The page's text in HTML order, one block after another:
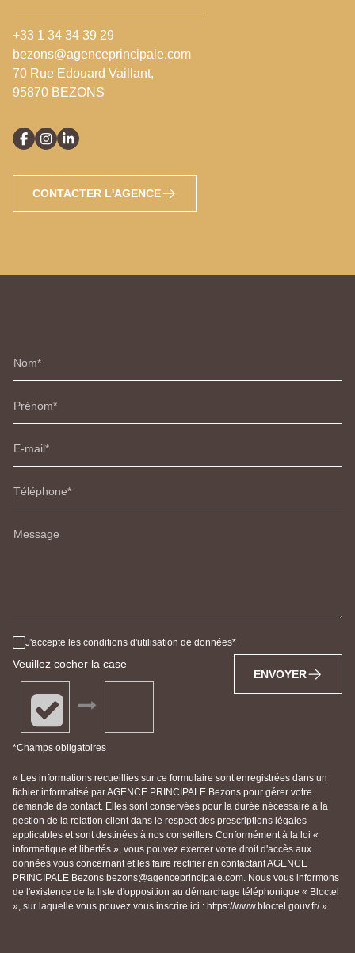
+33 1 34 34 39 29
bezons@agenceprincipale.com
70 Rue Edouard Vaillant,
95870 BEZONS
CONTACTER L'AGENCE
Nom
Prénom
E-mail
Téléphone
Message
J'accepte les conditions d'utilisation de données
Veuillez cocher la case
*Champs obligatoires
ENVOYER
« Les informations recueillies sur ce formulaire sont enregistrées dans un
fichier informatisé par AGENCE PRINCIPALE Bezons pour gérer votre
demande de contact. Elles sont conservées pour la durée nécessaire à la
gestion de la relation client dans le respect des prescriptions légales
applicables et sont destinées à nos conseillers Conformément à la loi «
informatique et libertés », vous pouvez exercer votre droit d'accès aux
données vous concernant et les faire rectifier en contactant AGENCE
PRINCIPALE Bezons bezons@agenceprincipale.com. Nous vous informons
de l'existence de la liste d'opposition au démarchage téléphonique « Bloctel
», sur laquelle vous pouvez vous inscrire ici : https://www.bloctel.gouv.fr/ »